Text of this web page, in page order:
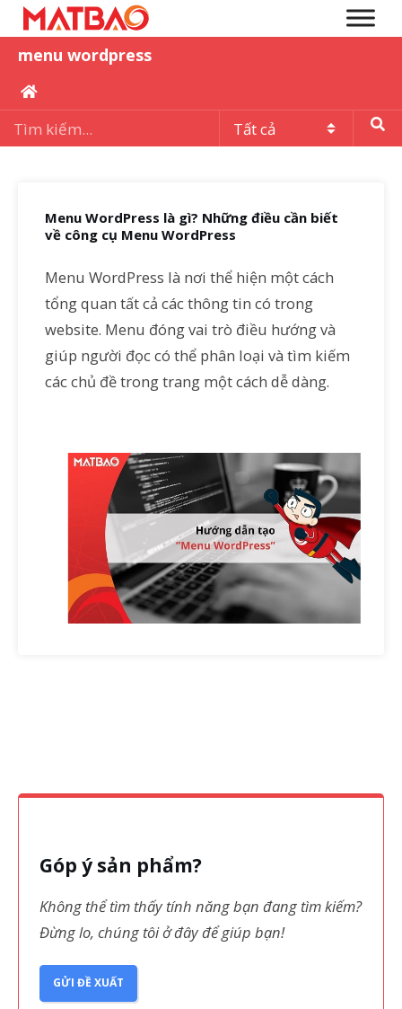
menu wordpress
Menu WordPress là gì? Những điều cần biết
về công cụ Menu WordPress
Menu WordPress là nơi thể hiện một cách
tổng quan tất cả các thông tin có trong
website. Menu đóng vai trò điều hướng và
giúp người đọc có thể phân loại và tìm kiếm
các chủ đề trong trang một cách dễ dàng.
Góp ý sản phẩm?
Không thể tìm thấy tính năng bạn đang tìm kiếm?
Đừng lo, chúng tôi ở đây để giúp bạn!
GỬI ĐỀ XUẤT